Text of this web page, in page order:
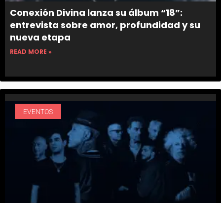
Conexión Divina lanza su álbum “18”:
entrevista sobre amor, profundidad y su
nueva etapa
READ MORE »
EVENTOS